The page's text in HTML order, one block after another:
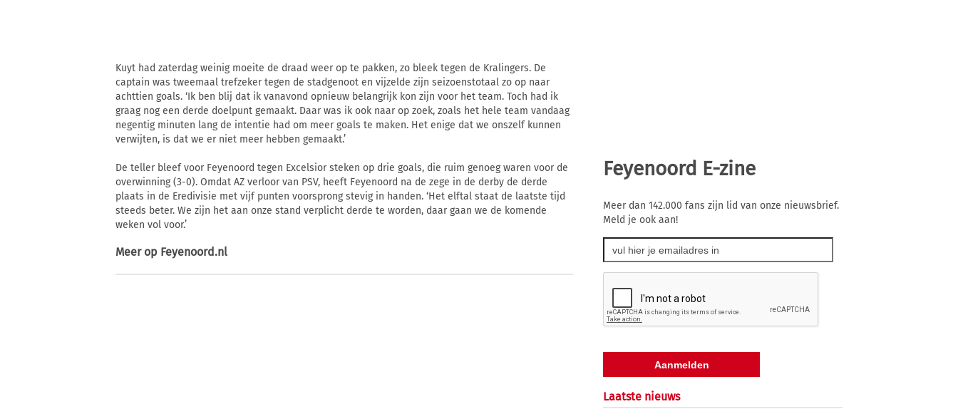
Kuyt had zaterdag weinig moeite de draad weer op te pakken, zo bleek tegen de Kralingers. De
captain was tweemaal trefzeker tegen de stadgenoot en vijzelde zijn seizoenstotaal zo op naar
achttien goals. ‘Ik ben blij dat ik vanavond opnieuw belangrijk kon zijn voor het team. Toch had ik
graag nog een derde doelpunt gemaakt. Daar was ik ook naar op zoek, zoals het hele team vandaag
negentig minuten lang de intentie had om meer goals te maken. Het enige dat we onszelf kunnen
verwijten, is dat we er niet meer hebben gemaakt.’
De teller bleef voor Feyenoord tegen Excelsior steken op drie goals, die ruim genoeg waren voor de
overwinning (3-0). Omdat AZ verloor van PSV, heeft Feyenoord na de zege in de derby de derde
plaats in de Eredivisie met vijf punten voorsprong stevig in handen. ‘Het elftal staat de laatste tijd
steeds beter. We zijn het aan onze stand verplicht derde te worden, daar gaan we de komende
weken vol voor.’
Meer op Feyenoord.nl
Feyenoord E-zine
Meer dan 142.000 fans zijn lid van onze nieuwsbrief.
Meld je ook aan!
Laatste nieuws